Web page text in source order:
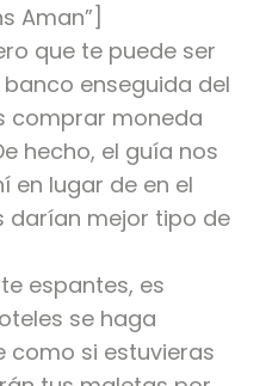
Aman”]
que te puede ser
enseguida del
comprar moneda
hecho, el guía nos
en lugar de en el
darían mejor tipo de
espantes, es
se haga
como si estuvieras